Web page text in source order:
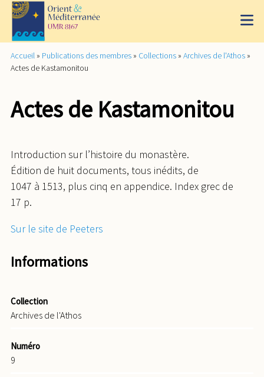
Accueil » Publications des membres » Collections » Archives de l'Athos »
Actes de Kastamonitou
Actes de Kastamonitou
Introduction sur l’histoire du monastère.
Édition de huit documents, tous inédits, de
1047 à 1513, plus cinq en appendice. Index grec de
17 p.
Sur le site de Peeters
Informations
Collection
Archives de l'Athos
Numéro
9